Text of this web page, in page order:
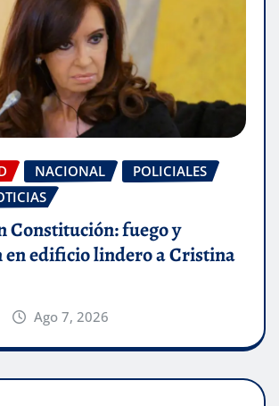
NACIONAL
POLICIALES
Constitución: fuego y
en edificio lindero a Cristina
Ago 7, 2026